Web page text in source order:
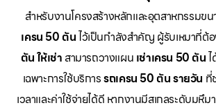
สำหรับงานโครงสร้างหลักและอุตสาหกรรมขน
เครน 50 ตันไว้เป็นกำลังสำคัญ ผู้รับเหมาที่ต้
ตัน ให้เช่า สามารถวางแผน เช่าเครน 50 ตัน
เฉพาะการใช้บริการรถเครน 50 ตัน รายวัน ที่
เวลาและค่าใช้จ่ายได้ดี หากงานมีสเกลระดับมหึม